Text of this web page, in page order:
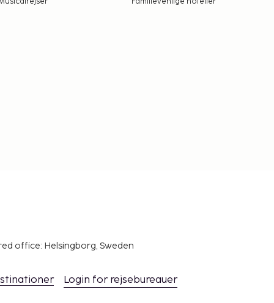
office: Helsingborg, Sweden
Login for rejsebureauer